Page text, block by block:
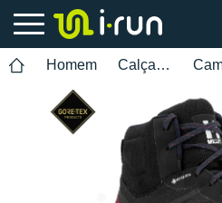
Homem Calçados